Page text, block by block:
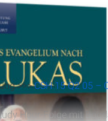
2015
>>>CSH 15 Q2 05 –
Hour-Folge mit